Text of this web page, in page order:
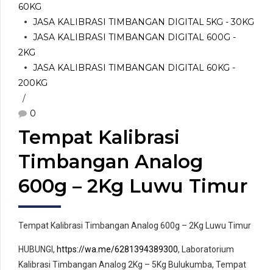
60KG
JASA KALIBRASI TIMBANGAN DIGITAL 5KG - 30KG
JASA KALIBRASI TIMBANGAN DIGITAL 600G -
2KG
JASA KALIBRASI TIMBANGAN DIGITAL 60KG -
200KG
0
Tempat Kalibrasi
Timbangan Analog
600g – 2Kg Luwu Timur
Tempat Kalibrasi Timbangan Analog 600g – 2Kg Luwu Timur
HUBUNGI, https://wa.me/6281394389300, Laboratorium
Kalibrasi Timbangan Analog 2Kg – 5Kg Bulukumba, Tempat